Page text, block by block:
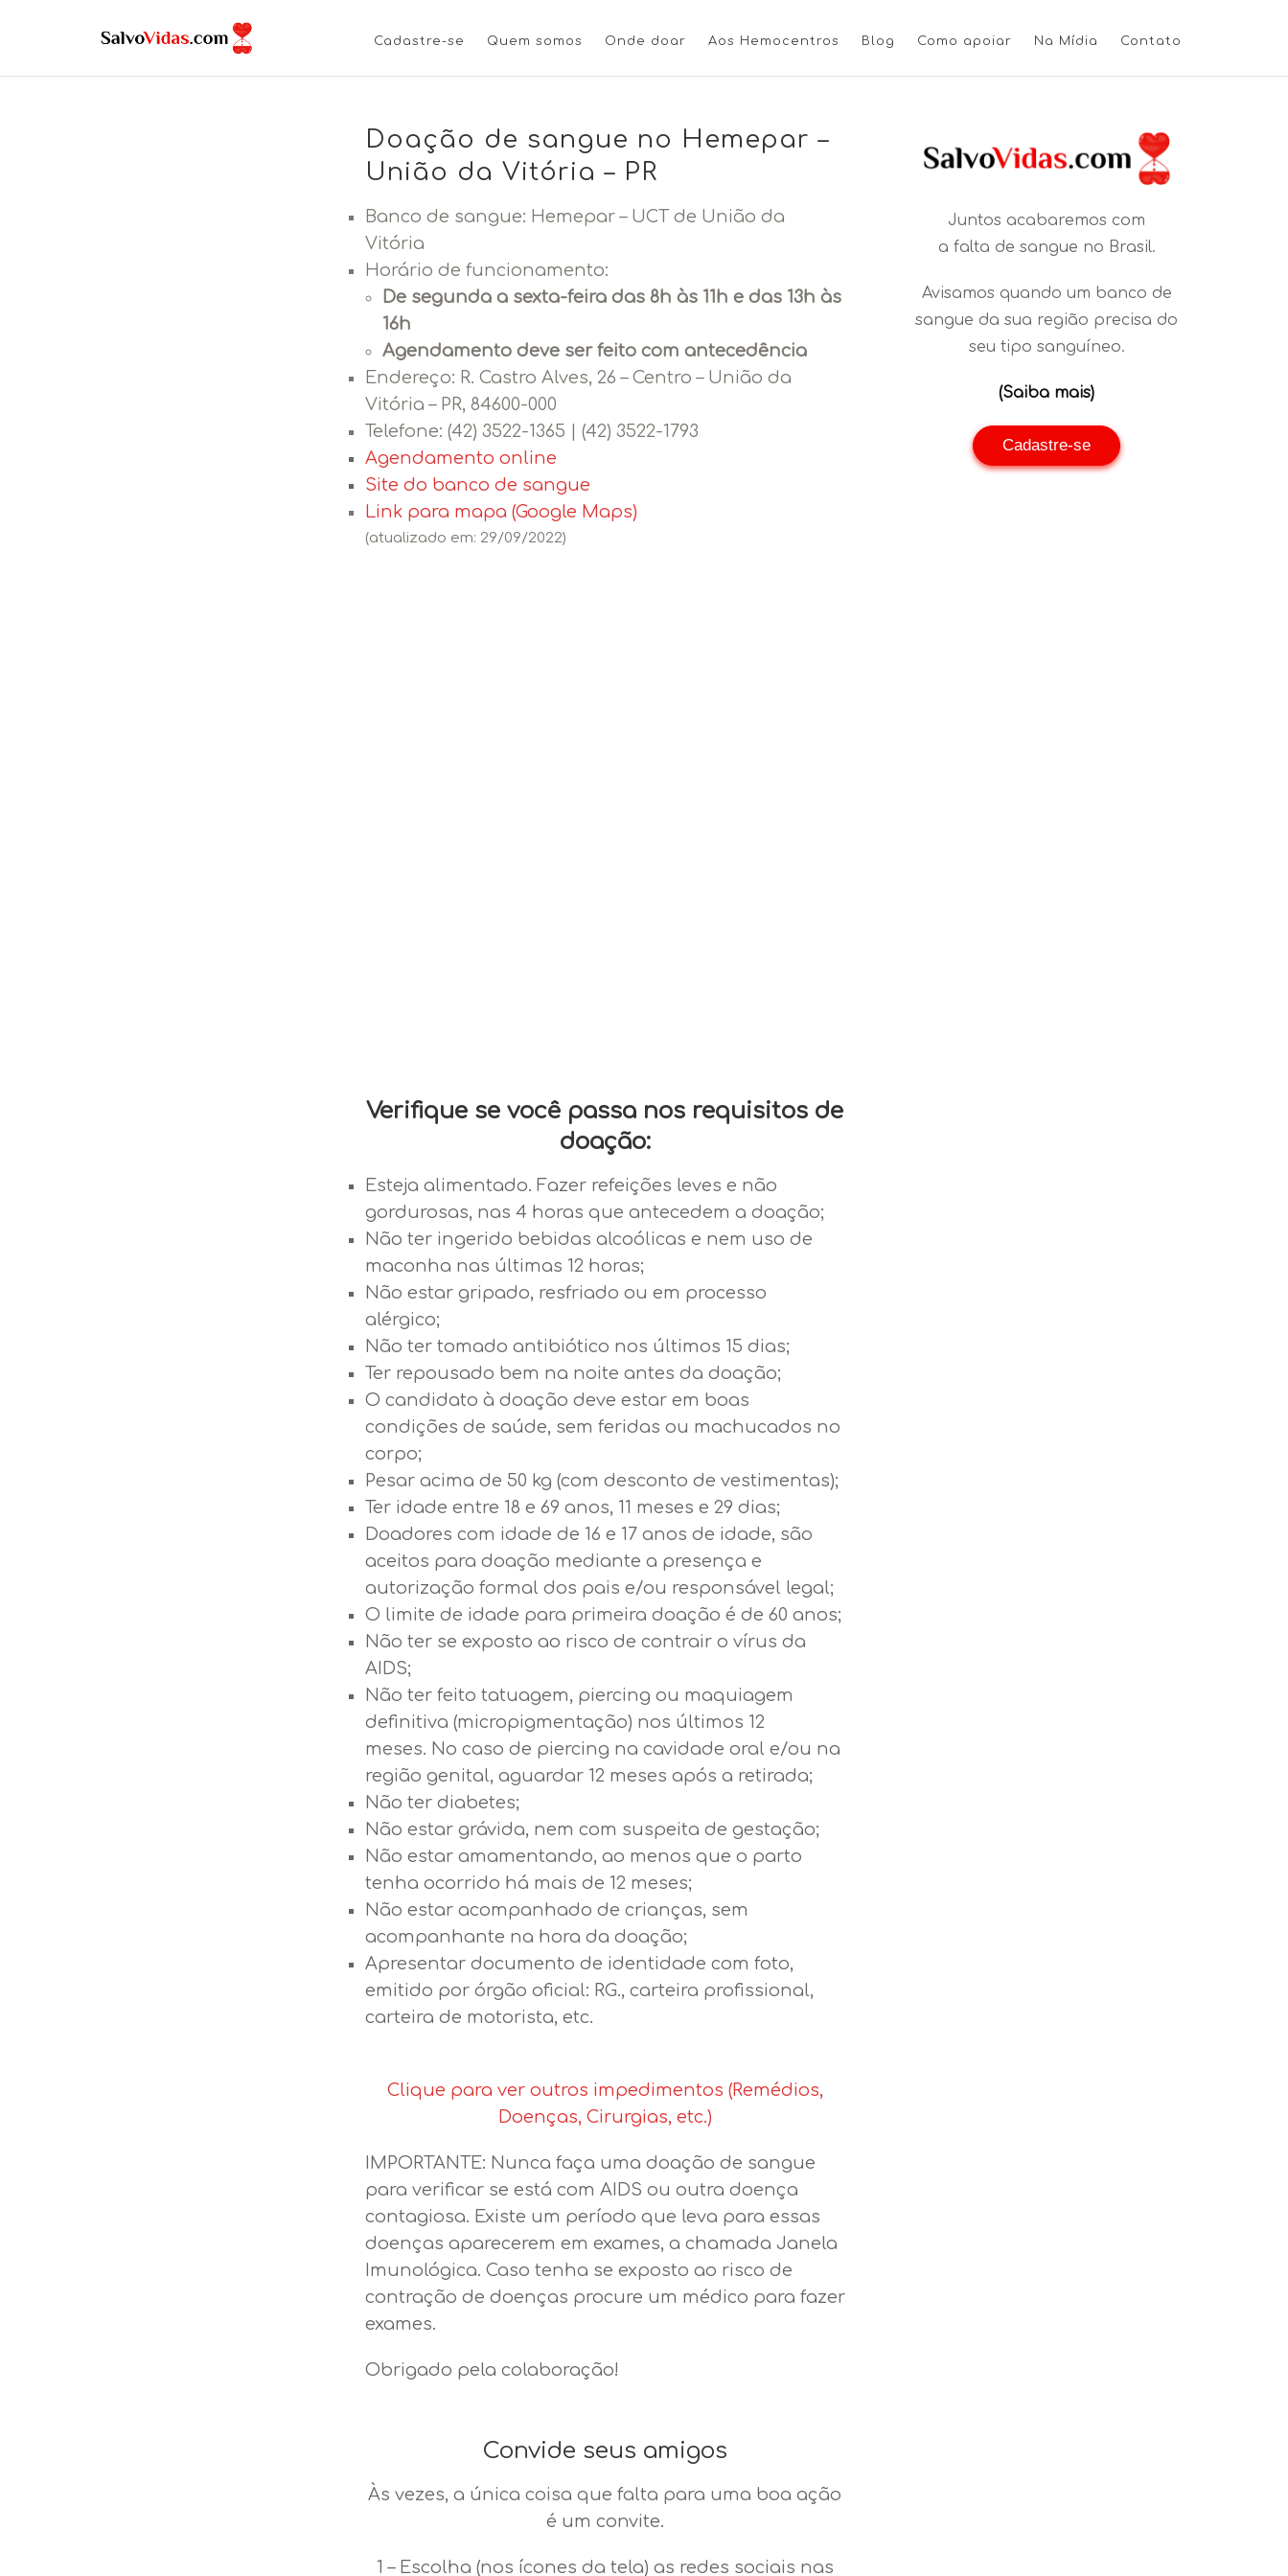
Cadastre-se Quem somos Onde doar Aos Hemocentros Blog Como apoiar Na Mídia Contato
Doação de sangue no Hemepar –
União da Vitória – PR
Banco de sangue: Hemepar – UCT de União da
Vitória
Horário de funcionamento:
De segunda a sexta-feira das 8h às 11h e das 13h às
16h
Agendamento deve ser feito com antecedência
Endereço: R. Castro Alves, 26 – Centro – União da
Vitória – PR, 84600-000
Telefone: (42) 3522-1365 | (42) 3522-1793
Agendamento online
Site do banco de sangue
Link para mapa (Google Maps)
(atualizado em: 29/09/2022)
Verifique se você passa nos requisitos de
doação:
Esteja alimentado. Fazer refeições leves e não
gordurosas, nas 4 horas que antecedem a doação;
Não ter ingerido bebidas alcoólicas e nem uso de
maconha nas últimas 12 horas;
Não estar gripado, resfriado ou em processo
alérgico;
Não ter tomado antibiótico nos últimos 15 dias;
Ter repousado bem na noite antes da doação;
O candidato à doação deve estar em boas
condições de saúde, sem feridas ou machucados no
corpo;
Pesar acima de 50 kg (com desconto de vestimentas);
Ter idade entre 18 e 69 anos, 11 meses e 29 dias;
Doadores com idade de 16 e 17 anos de idade, são
aceitos para doação mediante a presença e
autorização formal dos pais e/ou responsável legal;
O limite de idade para primeira doação é de 60 anos;
Não ter se exposto ao risco de contrair o vírus da
AIDS;
Não ter feito tatuagem, piercing ou maquiagem
definitiva (micropigmentação) nos últimos 12
meses. No caso de piercing na cavidade oral e/ou na
região genital, aguardar 12 meses após a retirada;
Não ter diabetes;
Não estar grávida, nem com suspeita de gestação;
Não estar amamentando, ao menos que o parto
tenha ocorrido há mais de 12 meses;
Não estar acompanhado de crianças, sem
acompanhante na hora da doação;
Apresentar documento de identidade com foto,
emitido por órgão oficial: RG., carteira profissional,
carteira de motorista, etc.
Clique para ver outros impedimentos (Remédios,
Doenças, Cirurgias, etc.)
IMPORTANTE: Nunca faça uma doação de sangue
para verificar se está com AIDS ou outra doença
contagiosa. Existe um período que leva para essas
doenças aparecerem em exames, a chamada Janela
Imunológica. Caso tenha se exposto ao risco de
contração de doenças procure um médico para fazer
exames.
Obrigado pela colaboração!
Convide seus amigos
Às vezes, a única coisa que falta para uma boa ação
é um convite.
1 – Escolha (nos ícones da tela) as redes sociais nas
Juntos acabaremos com
a falta de sangue no Brasil.
Avisamos quando um banco de
sangue da sua região precisa do
seu tipo sanguíneo.
(Saiba mais)
Cadastre-se